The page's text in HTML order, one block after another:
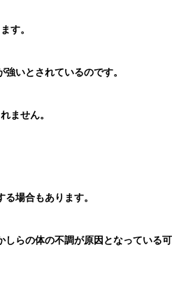
す。
いとされているのです。
ません。
場合もあります。
しらの体の不調が原因となっている可